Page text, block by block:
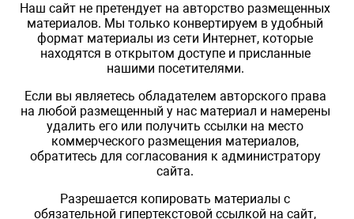
Наш сайт не претендует на авторство размещенных
материалов. Мы только конвертируем в удобный
формат материалы из сети Интернет, которые
находятся в открытом доступе и присланные
нашими посетителями.
Если вы являетесь обладателем авторского права
на любой размещенный у нас материал и намерены
удалить его или получить ссылки на место
коммерческого размещения материалов,
обратитесь для согласования к администратору
сайта.
Разрешается копировать материалы с
обязательной гипертекстовой ссылкой на сайт,